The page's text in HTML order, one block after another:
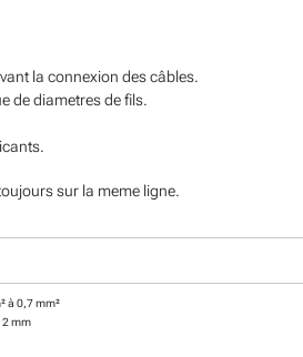
la connexion des câbles.
de diametres de fils.
sur la meme ligne.
à 0,7 mm²
2 mm